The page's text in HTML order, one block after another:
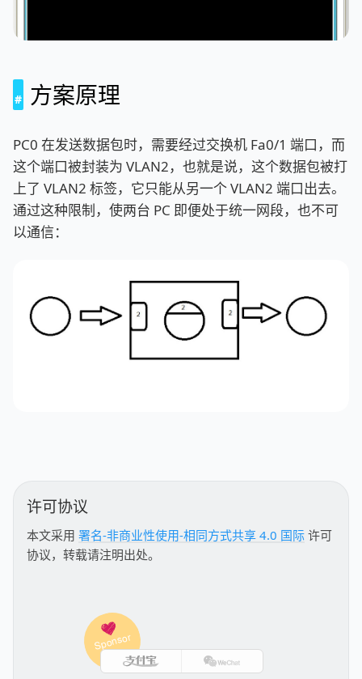
方案原理
PC0 在发送数据包时，需要经过交换机 Fa0/1 端口，而
这个端口被封装为 VLAN2，也就是说，这个数据包被打
上了 VLAN2 标签，它只能从另一个 VLAN2 端口出去。
通过这种限制，使两台 PC 即便处于统一网段，也不可
以通信：
许可协议
本文采用 署名-非商业性使用-相同方式共享 4.0 国际 许可
协议，转载请注明出处。